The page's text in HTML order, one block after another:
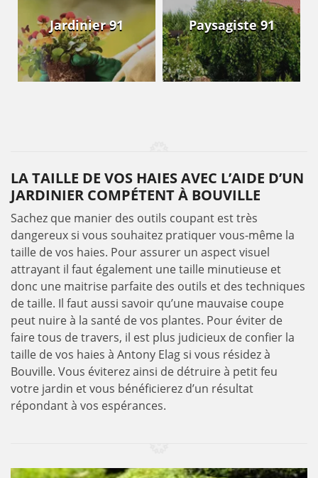
Jardinier 91 Paysagiste 91
LA TAILLE DE VOS HAIES AVEC L’AIDE D’UN
JARDINIER COMPÉTENT À BOUVILLE
Sachez que manier des outils coupant est très
dangereux si vous souhaitez pratiquer vous-même la
taille de vos haies. Pour assurer un aspect visuel
attrayant il faut également une taille minutieuse et
donc une maitrise parfaite des outils et des techniques
de taille. Il faut aussi savoir qu’une mauvaise coupe
peut nuire à la santé de vos plantes. Pour éviter de
faire tous de travers, il est plus judicieux de confier la
taille de vos haies à Antony Elag si vous résidez à
Bouville. Vous éviterez ainsi de détruire à petit feu
votre jardin et vous bénéficierez d’un résultat
répondant à vos espérances.